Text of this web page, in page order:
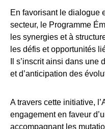
En favorisant le dialogue
secteur, le Programme
les synergies et à
les défis et opportunités
Il s’inscrit ainsi dans une
et d’anticipation des
A travers cette initiative,
engagement en faveur
accompagnant les